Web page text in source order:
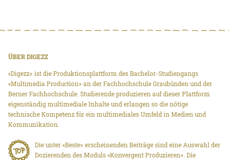
ÜBER DIGEZZ
«Digezz» ist die Produktionsplattform des Bachelor-Studiengangs
«Multimedia Production» an der Fachhochschule Graubünden und der
Berner Fachhochschule. Studierende produzieren auf dieser Plattform
eigenständig multimediale Inhalte und erlangen so die nötige
technische Kompetenz für ein multimediales Umfeld in Medien und
Kommunikation.
Die unter «Beste» erscheinenden Beiträge sind eine Auswahl der
Dozierenden des Moduls «Konvergent Produzieren». Die